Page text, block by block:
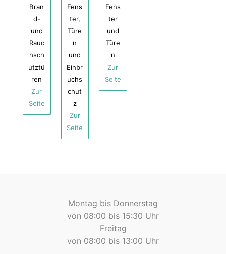
Bran
d-
und
Rauc
hsch
utztü
ren
Zur
Seite
Fens
ter,
Türe
n
und
Einbr
uchs
chut
z
Zur
Seite
Fens
ter
und
Türe
n
Zur
Seite
Montag bis Donnerstag
von 08:00 bis 15:30 Uhr
Freitag
von 08:00 bis 13:00 Uhr